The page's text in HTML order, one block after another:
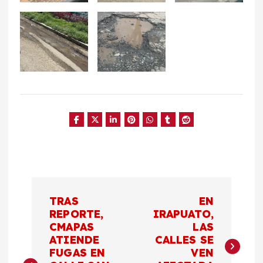
TRAS
REPORTE,
CMAPAS
ATIENDE
FUGAS EN
EN
IRAPUATO,
LAS
CALLES SE
VEN